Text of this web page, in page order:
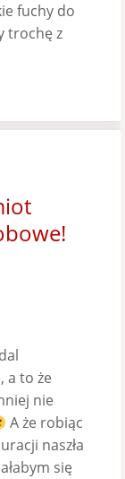
fuchy do
trochę z
a to że
nie
A że robiąc
naszła
się